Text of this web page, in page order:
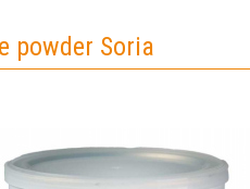
powder Soria